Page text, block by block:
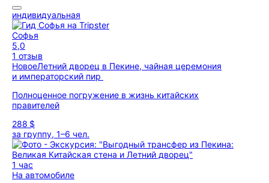
индивидуальная
Софья
5,0
1 отзыв
НовоеЛетний дворец в Пекине, чайная церемония
и императорский пир
Полноценное погружение в жизнь китайских
правителей
288 $
за группу, 1–6 чел.
1 час
На автомобиле